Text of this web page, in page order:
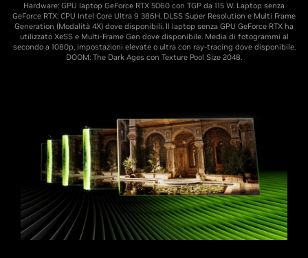
Hardware: GPU laptop GeForce RTX 5060 con TGP da 115 W. Laptop senza
GeForce RTX: CPU Intel Core Ultra 9 386H. DLSS Super Resolution e Multi Frame
Generation (Modalità 4X) dove disponibili. Il laptop senza GPU GeForce RTX ha
utilizzato XeSS e Multi-Frame Gen dove disponibile. Media di fotogrammi al
secondo a 1080p, impostazioni elevate o ultra con ray-tracing dove disponibile.
DOOM: The Dark Ages con Texture Pool Size 2048.